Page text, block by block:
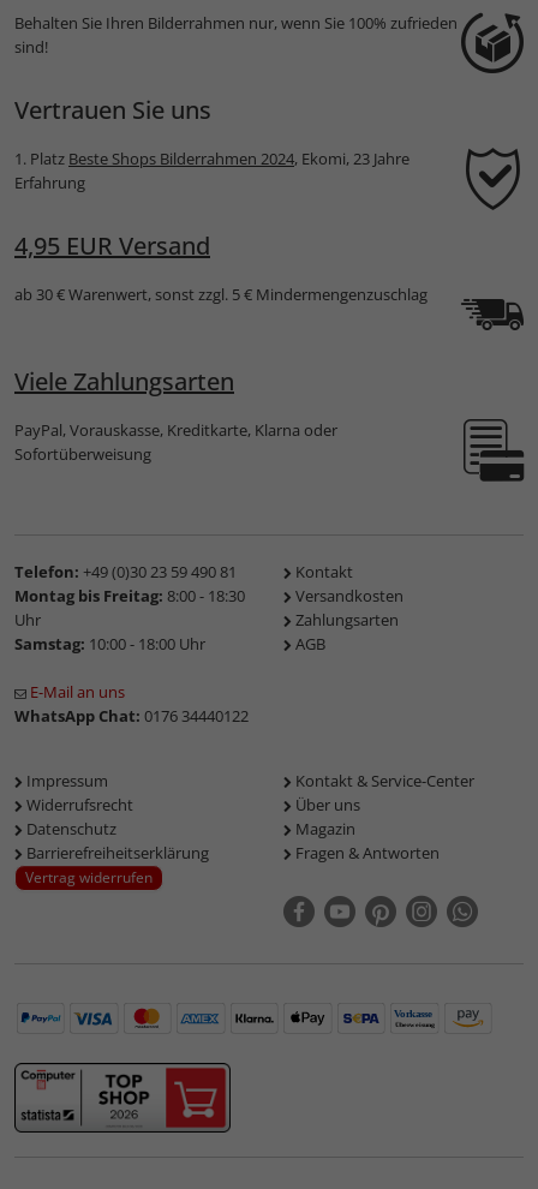
Behalten Sie Ihren Bilderrahmen nur, wenn Sie 100% zufrieden
sind!
Vertrauen Sie uns
1. Platz Beste Shops Bilderrahmen 2024, Ekomi, 23 Jahre
Erfahrung
4,95 EUR Versand
ab 30 € Warenwert, sonst zzgl. 5 € Mindermengenzuschlag
Viele Zahlungsarten
PayPal, Vorauskasse, Kreditkarte, Klarna oder
Sofortüberweisung
Telefon: +49 (0)30 23 59 490 81
Montag bis Freitag: 8:00 - 18:30
Uhr
Samstag: 10:00 - 18:00 Uhr
E-Mail an uns
WhatsApp Chat: 0176 34440122
Kontakt
Versandkosten
Zahlungsarten
AGB
Impressum
Widerrufsrecht
Datenschutz
Barrierefreiheitserklärung
Vertrag widerrufen
Kontakt & Service-Center
Über uns
Magazin
Fragen & Antworten